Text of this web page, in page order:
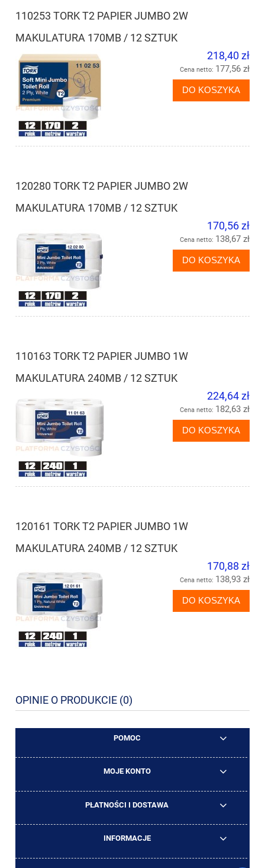
110253 TORK T2 PAPIER JUMBO 2W
MAKULATURA 170MB / 12 SZTUK
218,40 zł
Cena netto: 177,56 zł
DO KOSZYKA
120280 TORK T2 PAPIER JUMBO 2W
MAKULATURA 170MB / 12 SZTUK
170,56 zł
Cena netto: 138,67 zł
DO KOSZYKA
110163 TORK T2 PAPIER JUMBO 1W
MAKULATURA 240MB / 12 SZTUK
224,64 zł
Cena netto: 182,63 zł
DO KOSZYKA
120161 TORK T2 PAPIER JUMBO 1W
MAKULATURA 240MB / 12 SZTUK
170,88 zł
Cena netto: 138,93 zł
DO KOSZYKA
OPINIE O PRODUKCIE (0)
POMOC
MOJE KONTO
PŁATNOŚCI I DOSTAWA
INFORMACJE